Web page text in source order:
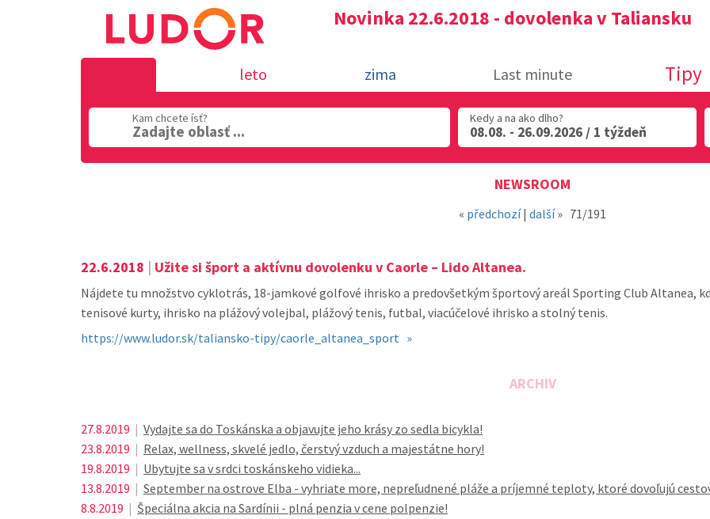
Novinka 22.6.2018 - dovolenka v Taliansku
leto zima Last minute Tipy
Kam chcete ísť?
Zadajte oblasť ...
Kedy a na ako dlho?
08.08. - 26.09.2026 / 1 týždeň
NEWSROOM
« předchozí| další» 71/191
22.6.2018 | Užite si šport a aktívnu dovolenku v Caorle – Lido Altanea.
Nájdete tu množstvo cyklotrás, 18-jamkové golfové ihrisko a predovšetkým športový areál Sporting Club Altanea,
tenisové kurty, ihrisko na plážový volejbal, plážový tenis, futbal, viacúčelové ihrisko a stolný tenis.
https://www.ludor.sk/taliansko-tipy/caorle_altanea_sport »
ARCHIV
27.8.2019 | Vydajte sa do Toskánska a objavujte jeho krásy zo sedla bicykla!
23.8.2019 | Relax, wellness, skvelé jedlo, čerstvý vzduch a majestátne hory!
19.8.2019 | Ubytujte sa v srdci toskánskeho vidieka...
13.8.2019 | September na ostrove Elba - vyhriate more, nepreľudnené pláže a príjemné teploty, ktoré dovoľujú
8.8.2019 | Špeciálna akcia na Sardínii - plná penzia v cene polpenzie!